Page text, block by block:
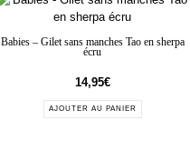
Babies – Gilet sans manches Tao en sherpa
écru
14,95€
AJOUTER AU PANIER